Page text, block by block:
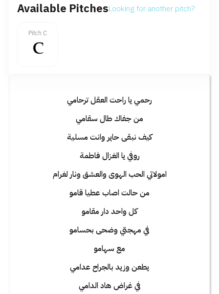
Available PitchesLooking for another pitch?
Pitch C
رحمي يا راحت العقل ترحامي
من جفاك طال سقامي
كيف نبقى حاير وانت مسلية
روفي يا الغزال فاطمة
امولاتي الحب الهوى والعشق ونار لغرام
من حالت اصاب عطيا قامو
كل واحد دار مقامو
في مهجتي وضحى بحسامو
مع سهامو
يطعن وزيد بالجراح عدامي
في غراض هاد الدامي